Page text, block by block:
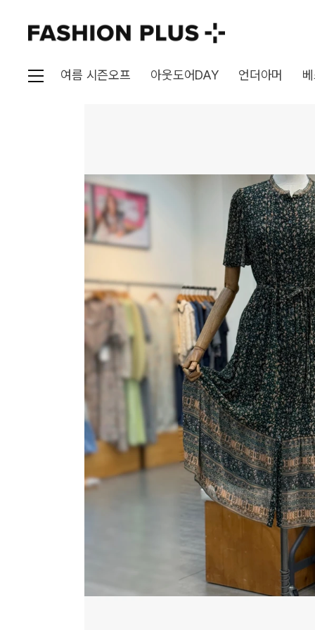
여름 시즌오프 아웃도어DAY 언더아머